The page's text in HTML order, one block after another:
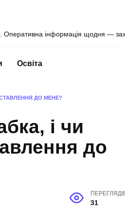
Оперативна інформація щодня —
Освіта
ДО МЕНЕ?
і чи
до
31